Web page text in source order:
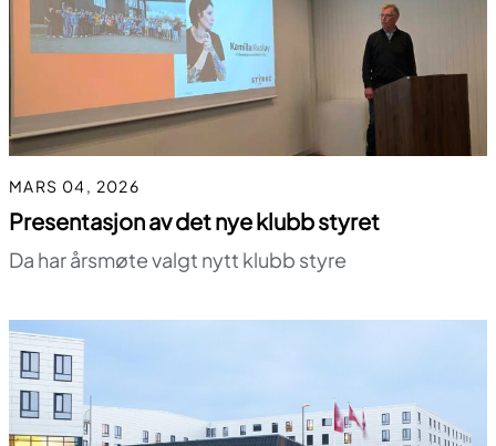
MARS 04, 2026
Presentasjon av det nye klubb styret
Da har årsmøte valgt nytt klubb styre